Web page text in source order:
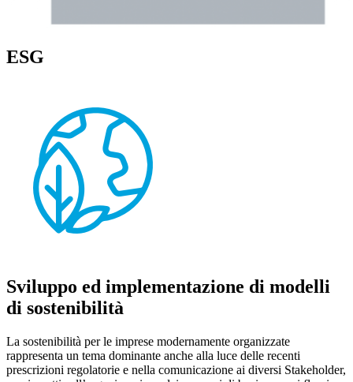
ESG
Sviluppo ed implementazione di modelli
di sostenibilità
La sostenibilità per le imprese modernamente organizzate
rappresenta un tema dominante anche alla luce delle recenti
prescrizioni regolatorie e nella comunicazione ai diversi Stakeholder,